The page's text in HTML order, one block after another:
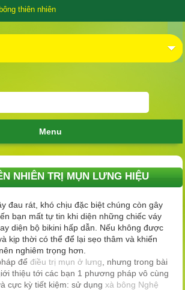
thiên nhiên
Menu
NHIÊN TRỊ MỤN LƯNG HIỆU
đau rát, khó chịu đặc biệt chúng còn gây
bạn mất tự tin khi diện những chiếc váy
diện bộ bikini hấp dẫn. Nếu khôngđược
kịp thời có thể để lại sẹo thâm và khiến
nghiêm trọng hơn.
đểđiều trị mụn ở lưng , nhưng trong bài
thiệu tới các bạn 1 phương pháp vô cùng
cực kỳ tiết kiệm: sử dụngxà bông Nghệ